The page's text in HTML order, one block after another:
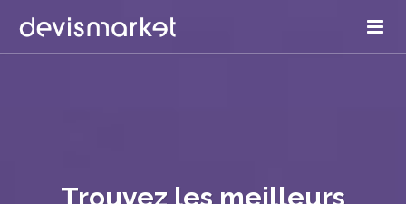
Trouvez les meilleurs